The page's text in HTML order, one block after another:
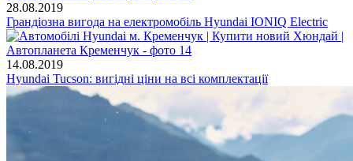
28.08.2019
Грандіозна вигода на електромобіль Hyundai IONIQ Electric
14.08.2019
Hyundai Tucson: вигідні ціни на всі комплектації